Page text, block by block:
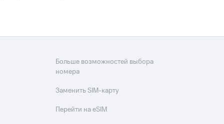
Больше возможностей выбора
номера
Заменить SIM-карту
Перейти на eSIM